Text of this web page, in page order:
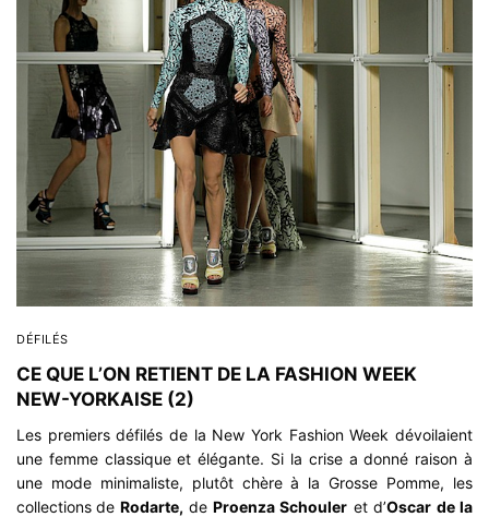
DÉFILÉS
CE QUE L’ON RETIENT DE LA FASHION WEEK
NEW-YORKAISE (2)
Les premiers défilés de la New York Fashion Week dévoilaient
une femme classique et élégante. Si la crise a donné raison à
une mode minimaliste, plutôt chère à la Grosse Pomme, les
collections de Rodarte, de Proenza Schouler et d’Oscar de la